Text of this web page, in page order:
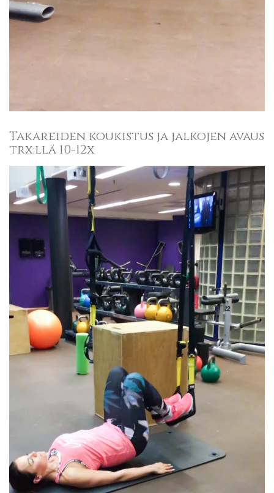
Takareiden koukistus ja jalkojen avaus
trx:llä 10-12x